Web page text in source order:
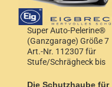
Super Auto-Pelerine®
(Ganzgarage) Größe 7
Art.-Nr. 112307 für
Stufe/Schrägheck bis
Die Schutzhaube für